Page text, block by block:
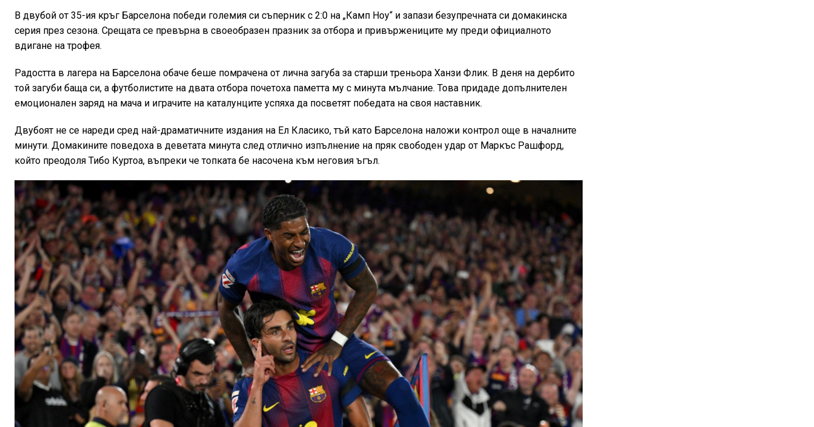
В двубой от 35-ия кръг Барселона победи големия си съперник с 2:0 на „Камп Ноу“ и запази безупречната си домакинска
серия през сезона. Срещата се превърна в своеобразен празник за отбора и привържениците му преди официалното
вдигане на трофея.
Радостта в лагера на Барселона обаче беше помрачена от лична загуба за старши треньора Ханзи Флик. В деня на дербито
той загуби баща си, а футболистите на двата отбора почетоха паметта му с минута мълчание. Това придаде допълнителен
емоционален заряд на мача и играчите на каталунците успяха да посветят победата на своя наставник.
Двубоят не се нареди сред най-драматичните издания на Ел Класико, тъй като Барселона наложи контрол още в началните
минути. Домакините поведоха в деветата минута след отлично изпълнение на пряк свободен удар от Маркъс Рашфорд,
който преодоля Тибо Куртоа, въпреки че топката бе насочена към неговия ъгъл.